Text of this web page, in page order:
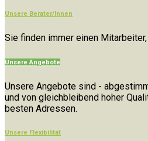
Unsere Berater/Innen
Sie finden immer einen
Unsere Angebote
Unsere Angebote sind -
und von gleichbleibend hoher
besten Adressen.
Unsere Flexibilität